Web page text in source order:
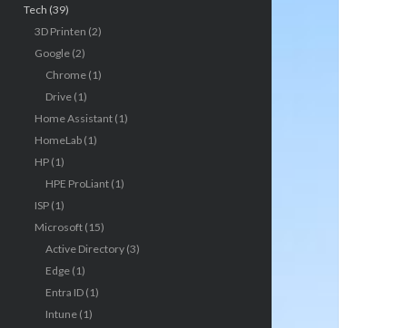
Tech (39)
3D Printen (2)
Google(2)
Chrome(1)
Drive(1)
Home Assistant(1)
HomeLab(1)
HP(1)
HPE ProLiant(1)
ISP(1)
Microsoft(15)
Active Directory(3)
Edge(1)
Entra ID(1)
Intune(1)